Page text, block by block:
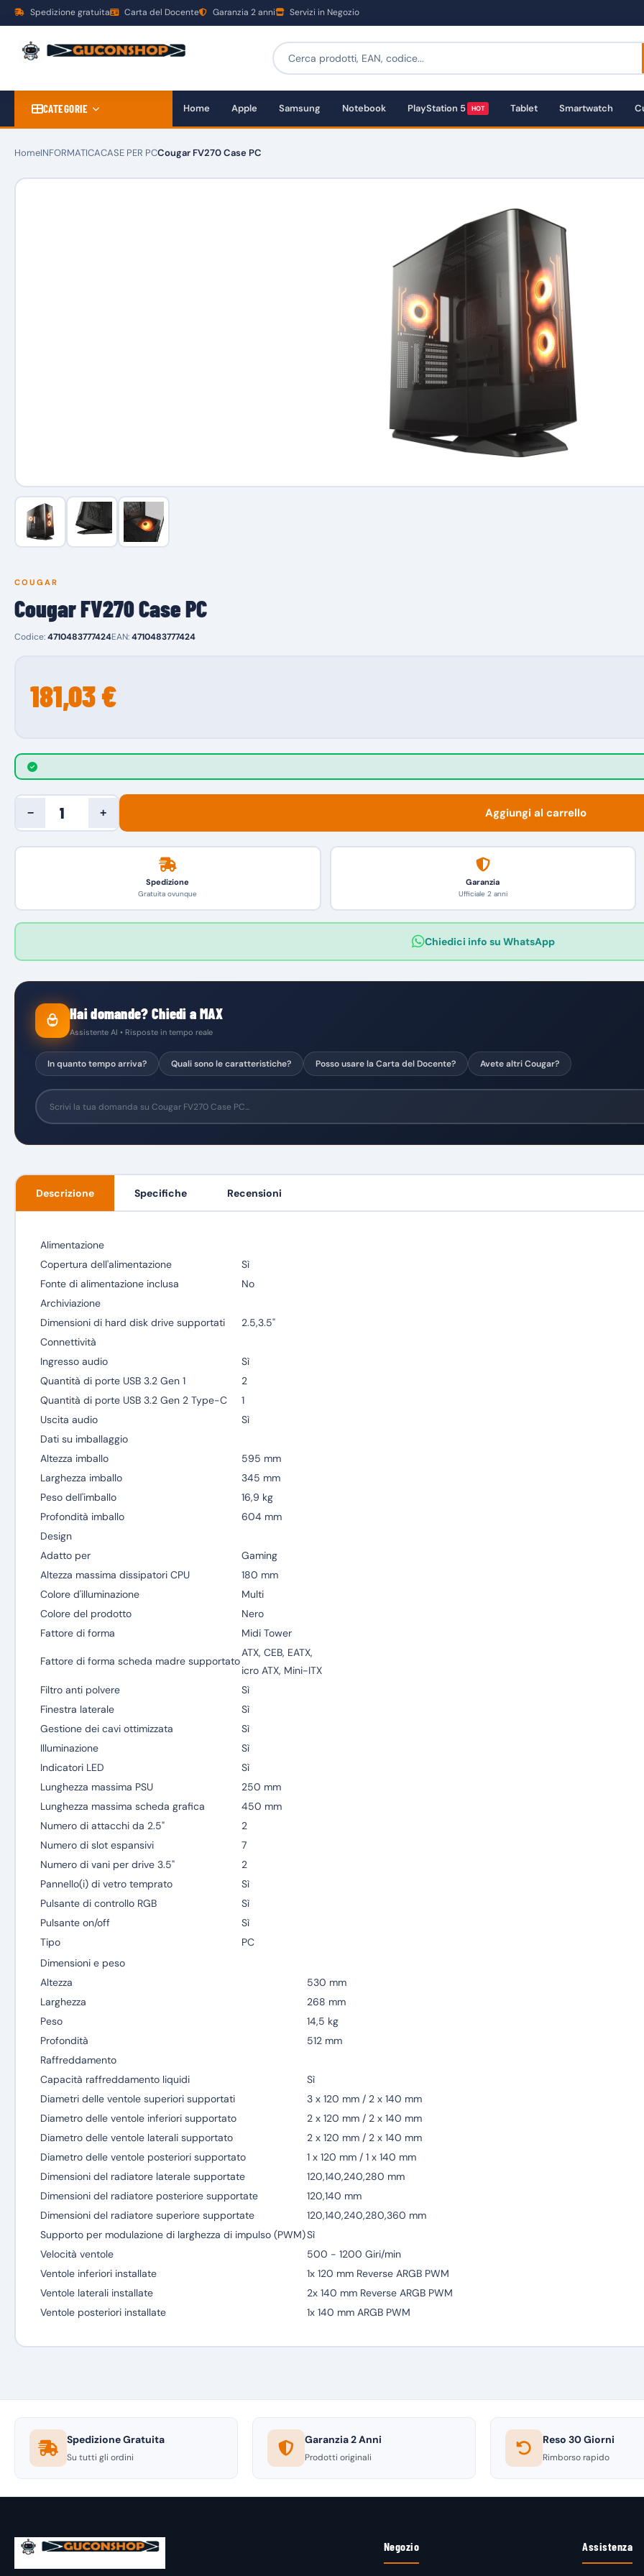
Spedizione gratuita Carta del Docente Garanzia 2 anni Servizi in Negozio
CATEGORIE Home Apple Samsung Notebook PlayStation 5 HOT Tablet Smartwatch
HomeINFORMATICACASE PER PCCougar FV270 Case PC
COUGAR
Cougar FV270 Case PC
Codice:4710483777424EAN:4710483777424
181,03 €
− + Aggiungi al carrello
Spedizione
Gratuita ovunque
Garanzia
Ufficiale 2 anni
Chiedici info su WhatsApp
Hai domande? Chiedi a MAX
Assistente AI • Risposte in tempo reale
In quanto tempo arriva? Quali sono le caratteristiche? Posso usare la Carta del Docente? Avete altri Cougar?
Descrizione Specifiche Recensioni
Alimentazione
Copertura dell'alimentazione
Sì
Fonte di alimentazione inclusa
No
Archiviazione
Dimensioni di hard disk drive supportati
2.5,3.5"
Connettività
Ingresso audio
Sì
Quantità di porte USB 3.2 Gen 1
2
Quantità di porte USB 3.2 Gen 2 Type-C
1
Uscita audio
Sì
Dati su imballaggio
Altezza imballo
595 mm
Larghezza imballo
345 mm
Peso dell'imballo
16,9 kg
Profondità imballo
604 mm
Design
Adatto per
Gaming
Altezza massima dissipatori CPU
180 mm
Colore d'illuminazione
Multi
Colore del prodotto
Nero
Fattore di forma
Midi Tower
Fattore di forma scheda madre supportato
ATX, CEB, EATX,
icro ATX, Mini-ITX
Filtro anti polvere
Sì
Finestra laterale
Sì
Gestione dei cavi ottimizzata
Sì
Illuminazione
Sì
Indicatori LED
Sì
Lunghezza massima PSU
250 mm
Lunghezza massima scheda grafica
450 mm
Numero di attacchi da 2.5"
2
Numero di slot espansivi
7
Numero di vani per drive 3.5"
2
Pannello(i) di vetro temprato
Sì
Pulsante di controllo RGB
Sì
Pulsante on/off
Sì
Tipo
PC
Dimensioni e peso
Altezza
530 mm
Larghezza
268 mm
Peso
14,5 kg
Profondità
512 mm
Raffreddamento
Capacità raffreddamento liquidi
Sì
Diametri delle ventole superiori supportati
3 x 120 mm / 2 x 140 mm
Diametro delle ventole inferiori supportato
2 x 120 mm / 2 x 140 mm
Diametro delle ventole laterali supportato
2 x 120 mm / 2 x 140 mm
Diametro delle ventole posteriori supportato
1 x 120 mm / 1 x 140 mm
Dimensioni del radiatore laterale supportate
120,140,240,280 mm
Dimensioni del radiatore posteriore supportate
120,140 mm
Dimensioni del radiatore superiore supportate
120,140,240,280,360 mm
Supporto per modulazione di larghezza di impulso (PWM)Sì
Velocità ventole
500 - 1200 Giri/min
Ventole inferiori installate
1x 120 mm Reverse ARGB PWM
Ventole laterali installate
2x 140 mm Reverse ARGB PWM
Ventole posteriori installate
1x 140 mm ARGB PWM
Spedizione Gratuita
Su tutti gli ordini
Garanzia 2 Anni
Prodotti originali
Reso 30 Giorni
Rimborso rapido
Negozio Assistenza